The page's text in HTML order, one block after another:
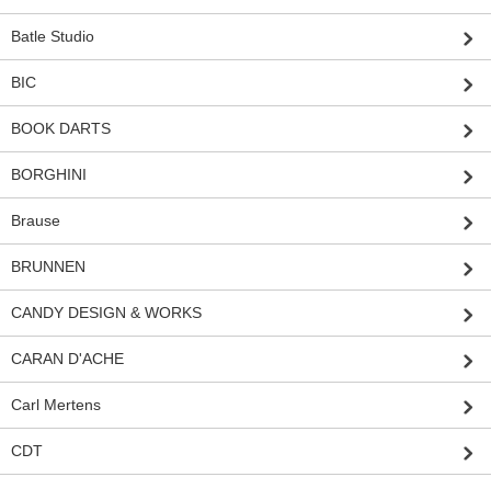
Batle Studio
BIC
BOOK DARTS
BORGHINI
Brause
BRUNNEN
CANDY DESIGN & WORKS
CARAN D'ACHE
Carl Mertens
CDT